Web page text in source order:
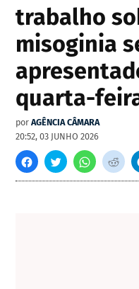
trabalho
misoginia
quarta-
por AGÊNCIA CÂMARA
20:52, 03 JUNHO 2026